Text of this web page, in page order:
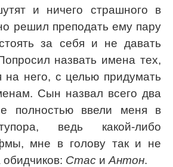
и ничего страшного в
решил преподать ему пару
за себя и не давать
назвать имена тех,
на него, с целью придумать
Сын назвал всего два
полностью ввели меня в
ведь какой-либо
мне в голову так и не
Стас и Антон.